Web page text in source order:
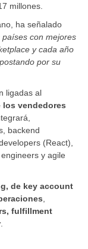
millones.
ha señalado
países con mejores
y cada año
por su
ligadas al
los vendedores
backend
(React),
y agile
de key account
fulfillment
.